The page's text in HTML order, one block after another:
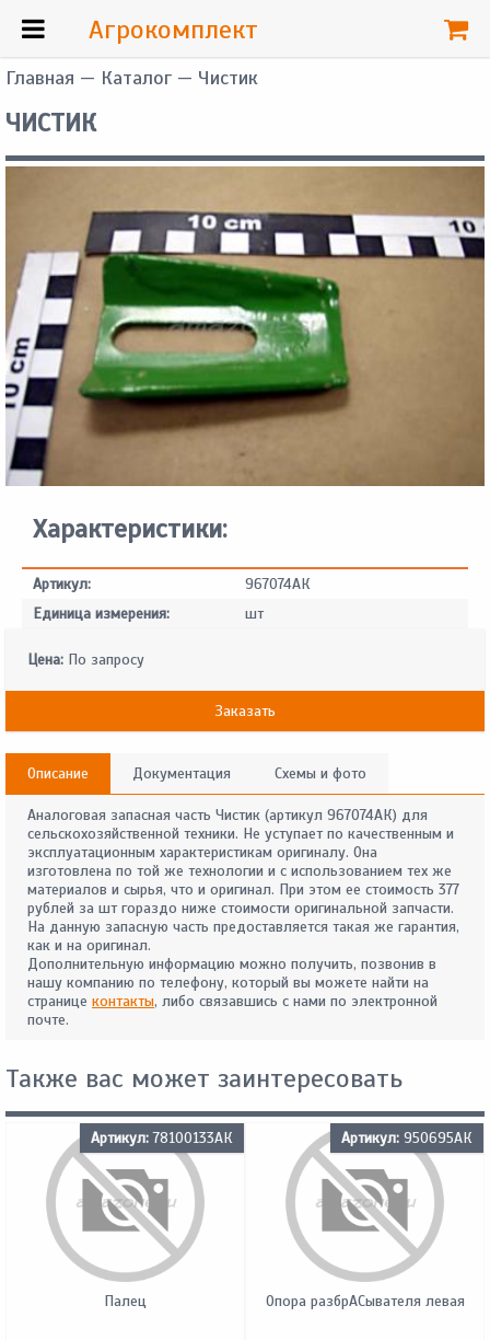
Главная — Каталог — Чистик
ЧИСТИК
Характеристики:
Артикул:
967074АК
Единица измерения:
шт
Цена: По запросу
Заказать
Описание Документация Схемы и фото
Аналоговая запасная часть Чистик (артикул 967074АК) для
сельскохозяйственной техники. Не уступает по качественным и
эксплуатационным характеристикам оригиналу. Она
изготовлена по той же технологии и с использованием тех же
материалов и сырья, что и оригинал. При этом ее стоимость 377
рублей за шт гораздо ниже стоимости оригинальной запчасти.
На данную запасную часть предоставляется такая же гарантия,
как и на оригинал.
Дополнительную информацию можно получить, позвонив в
нашу компанию по телефону, который вы можете найти на
странице контакты, либо связавшись с нами по электронной
почте.
Также вас может заинтересовать
Артикул:78100133АК
Палец
Артикул: 950695АК
Опора разбрACывателя левая
Агрокомплект